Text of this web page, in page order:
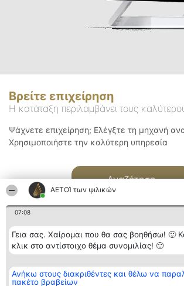
ΑΕΤΟΊ των ψιλικών
07:08
Γεια σας. Χαίρομαι που θα σας βοηθήσω! 🙂
κλικ στο αντίστοιχο θέμα συνομιλίας! 🙂
Ανήκω στους διακριθέντες και θέλω να
πακέτο βραβείων
Βρείτε επιχείρηση
Η κατάταξη περιλαμβάνει τους
Ψάχνετε επιχείρηση; Ελέγξτε τη μηχανή
Χρησιμοποιήστε την καλύτερη υπηρεσία
Αναζήτηση
Διοργανωτής της
κατάταξης
BEAUTIFUL COMPANY
Κατάταξη
Διακριθέντες